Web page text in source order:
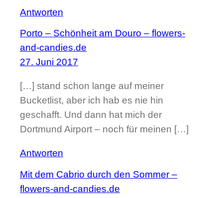
Antworten
Porto – Schönheit am Douro – flowers-
and-candies.de
27. Juni 2017
[…] stand schon lange auf meiner
Bucketlist, aber ich hab es nie hin
geschafft. Und dann hat mich der
Dortmund Airport – noch für meinen […]
Antworten
Mit dem Cabrio durch den Sommer –
flowers-and-candies.de